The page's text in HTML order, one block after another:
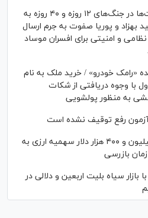
۲ عامل مهم صهیونیست‌ها در جنگ‌های ۱۲ روزه و ۴۰ روزه به
بهزاد و پوریا صفوت به جرم ارسال
و امنیتی برای افسران موساد
«رامک خودرو» / خرید ملک به نام
با وجوه دریافتی از شکات
به منظور پولشویی
آزمون رفع توقیف نشده است
جلوگیری از پرداخت ۳ میلیون و ۴۰۰ هزار دلار سهمیه ارزی به
بازرسی
سیاه بلیت اربعین و دلالی در